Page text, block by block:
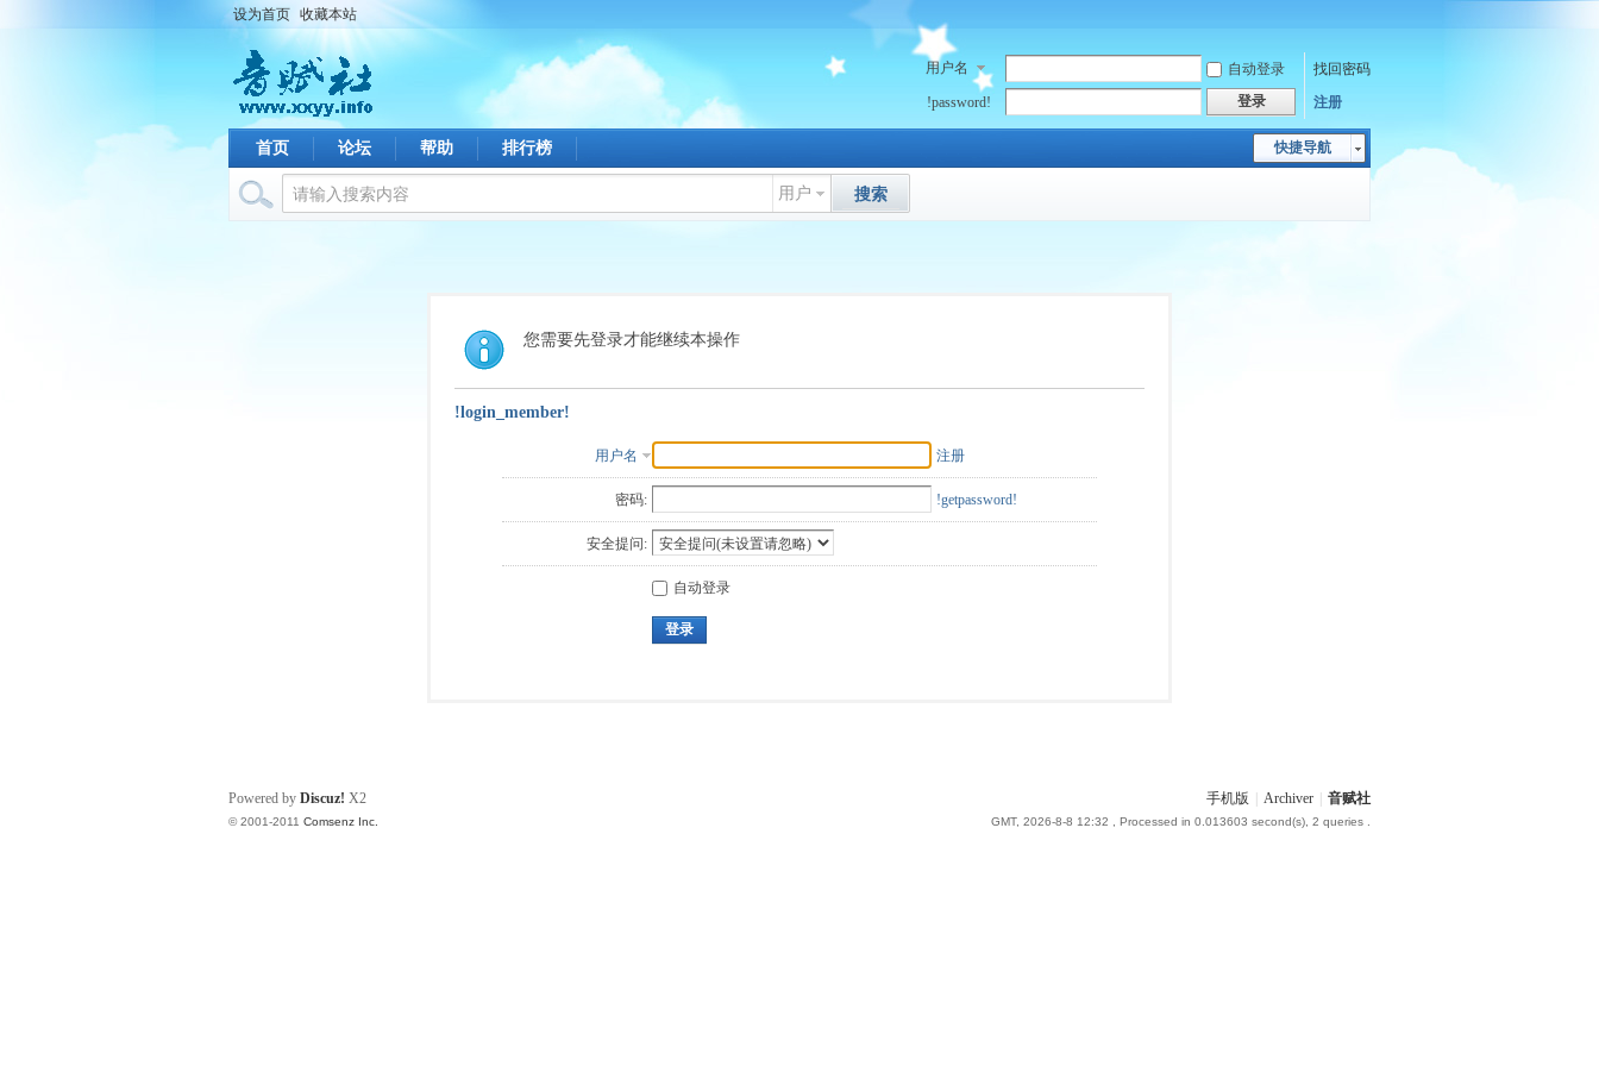
设为首页 收藏本站
用户名 自动登录
找回密码
!password!
登录 注册
快捷导航
首页 论坛 帮助 排行榜
用户 搜索
您需要先登录才能继续本操作
!login_member!
用户名 注册
密码: !getpassword!
安全提问:
自动登录
登录
手机版 Archiver 音赋社
GMT, 2026-8-8 12:32 , Processed in 0.013603 second(s), 2 queries .
Powered by Discuz! X2
© 2001-2011 Comsenz Inc.